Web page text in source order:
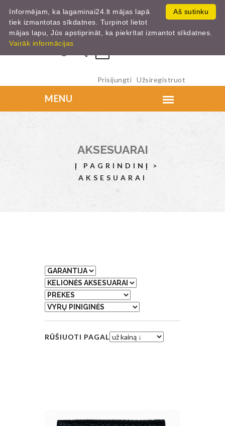
Užsiregistruot
Prisijungti
AKSESUARAI
Į PAGRINDINĮ
AKSESUARAI
RŪŠIUOTI PAGAL
Aš sutinku
Informējam, ka lagaminai24.lt mājas lapā
tiek izmantotas sīkdatnes. Turpinot lietot
mājas lapu, Jūs apstiprināt, ka piekrītat izmantot sīkdatnes.
Vairāk informācijas